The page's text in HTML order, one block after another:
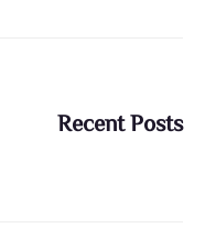
Recent Posts